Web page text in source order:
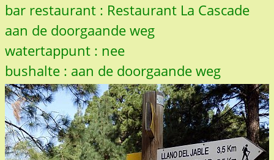
bar restaurant : Restaurant La Cascade
aan de doorgaande weg
watertappunt : nee
bushalte : aan de doorgaande weg